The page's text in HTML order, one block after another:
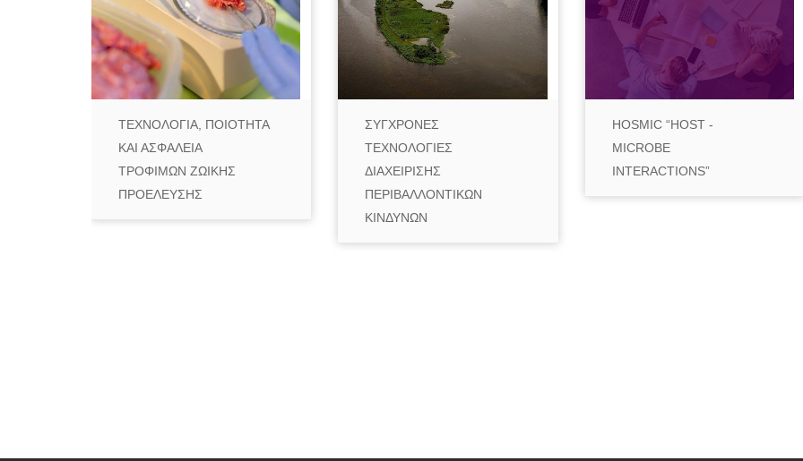
ΤΕΧΝΟΛΟΓΙΑ, ΠΟΙΟΤΗΤΑ
ΚΑΙ ΑΣΦΑΛΕΙΑ
ΤΡΟΦΙΜΩΝ ΖΩΙΚΗΣ
ΠΡΟΕΛΕΥΣΗΣ
ΣΥΓΧΡΟΝΕΣ
ΤΕΧΝΟΛΟΓΙΕΣ
ΔΙΑΧΕΙΡΙΣΗΣ
ΠΕΡΙΒΑΛΛΟΝΤΙΚΩΝ
ΚΙΝΔΥΝΩΝ
HOSMIC “HOST -
MICROBE
INTERACTIONS”